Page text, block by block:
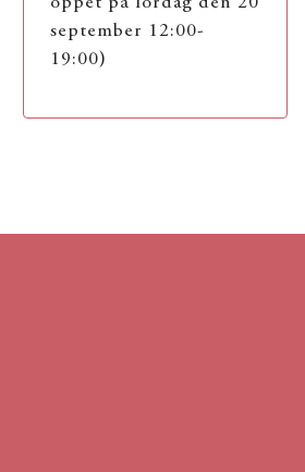
september 12:00-
19:00)